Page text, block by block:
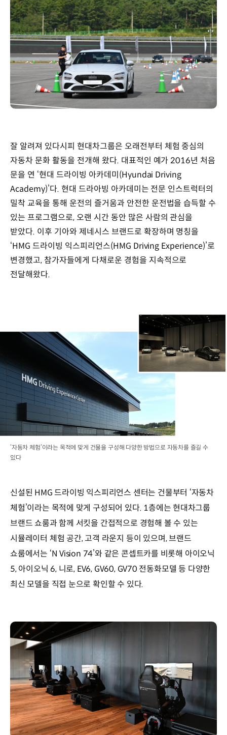
잘 알려져 있다시피 현대차그룹은 오래전부터 체험 중심의
자동차 문화 활동을 전개해 왔다. 대표적인 예가 2016년 처음
문을 연 ‘현대 드라이빙 아카데미(Hyundai Driving
Academy)’다. 현대 드라아빙 아카데미는 전문 인스트럭터의
밀착 교육을 통해 운전의 즐거움과 안전한 운전법을 습득할 수
있는 프로그램으로, 오랜 시간 동안 많은 사람의 관심을
받았다. 이후 기아와 제네시스 브랜드로 확장하며 명칭을
‘HMG 드라이빙 익스피리언스(HMG Driving Experience)’로
변경했고, 참가자들에게 다채로운 경험을 지속적으로
전달해왔다.
’자동차 체험’이라는 목적에 맞게 건물을 구성해 다양한 방법으로 자동차를 즐길 수
있다
신설된 HMG 드라이빙 익스피리언스 센터는 건물부터 ‘자동차
체험’이라는 목적에 맞게 구성되어 있다. 1층에는 현대차그룹
브랜드 쇼룸과 함께 서킷을 간접적으로 경험해 볼 수 있는
시뮬레이터 체험 공간, 고객 라운지 등이 있으며, 브랜드
쇼룸에서는 ‘N Vision 74’와 같은 콘셉트카를 비롯해 아이오닉
5, 아이오닉 6, 니로, EV6, GV60, GV70 전동화모델 등 다양한
최신 모델을 직접 눈으로 확인할 수 있다.